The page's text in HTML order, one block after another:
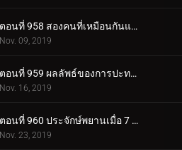
ตอนที่ 958 สองคนที่เหมือนกันแต่เข้ากันไม่ได้[11]
Nov. 09, 2019
ตอนที่ 959 ผลลัพธ์ของการปะทะกัน
Nov. 16, 2019
ตอนที่ 960 ประจักษ์พยานเมื่อ 7 ปีก่อน (ตอนแรก)
Nov. 23, 2019